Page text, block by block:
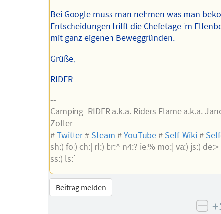
Bei Google muss man nehmen was man
Entscheidungen trifft die Chefetage im
mit ganz eigenen Beweggründen.
Grüße,
RIDER
--
Camping_RIDER a.k.a. Riders Flame a.k.a.
Zoller
#Twitter# Steam #YouTube# Self-Wiki#
sh:) fo:) ch:| rl:) br:^ n4:? ie:% mo:| va:) js:)
ss:) ls:[
Beitrag melden